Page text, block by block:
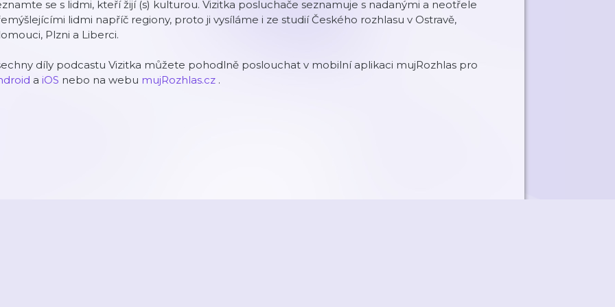
se s lidmi, kteří žijí (s) kulturou. Vizitka posluchače seznamuje s nadanými a neotřele
lidmi napříč regiony, proto ji vysíláme i ze studií Českého rozhlasu v Ostravě,
Plzni a Liberci.
díly podcastu Vizitka můžete pohodlně poslouchat v mobilní aplikaci mujRozhlas pro
a iOS nebo na webu mujRozhlas.cz .